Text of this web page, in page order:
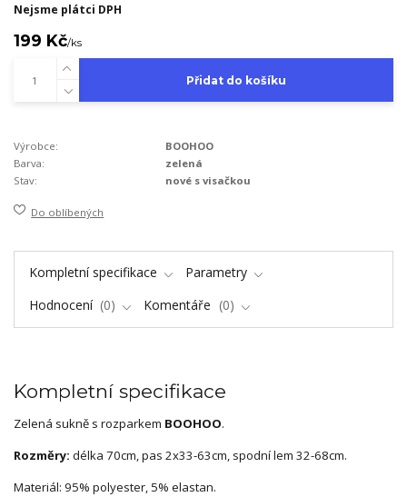
Nejsme plátci DPH
199 Kč/ks
Přidat do košíku
Výrobce:
BOOHOO
Barva:
zelená
Stav:
nové s visačkou
Do oblíbených
Kompletní specifikace
Parametry
Hodnocení
0 Komentáře 0
Kompletní specifikace
Zelená sukně s rozparkem BOOHOO.
Rozměry: délka 70cm, pas 2x33-63cm, spodní lem 32-68cm.
Materiál: 95% polyester, 5% elastan.